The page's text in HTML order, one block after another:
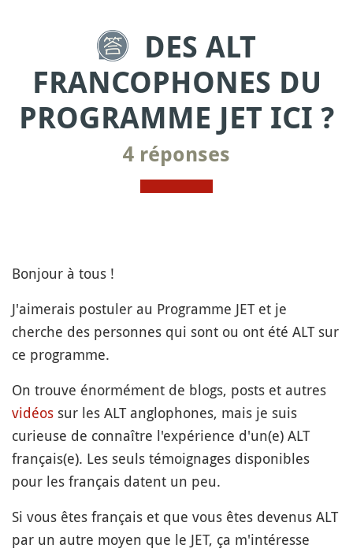
DES ALT
FRANCOPHONES DU
PROGRAMME JET ICI ?
4 réponses
Bonjour à tous !
J'aimerais postuler au Programme JET et je
cherche des personnes qui sont ou ont été ALT sur
ce programme.
On trouve énormément de blogs, posts et autres
vidéos sur les ALT anglophones, mais je suis
curieuse de connaître l'expérience d'un(e) ALT
français(e). Les seuls témoignages disponibles
pour les français datent un peu.
Si vous êtes français et que vous êtes devenus ALT
par un autre moyen que le JET, ça m'intéresse